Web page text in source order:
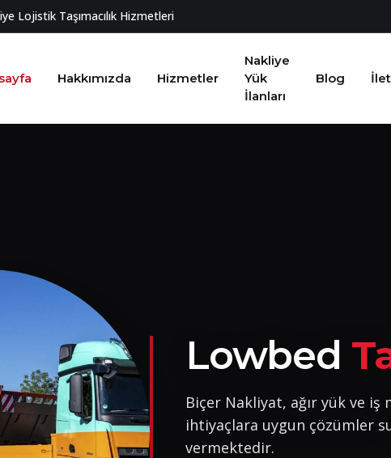
Lojistik Taşımacılık Hizmetleri
Hakkımızda Hizmetler
Nakliye
Yük
İlanları
Blog
Lowbed
Biçer Nakliyat, ağır yük ve iş
ihtiyaçlara uygun çözümler
vermektedir.